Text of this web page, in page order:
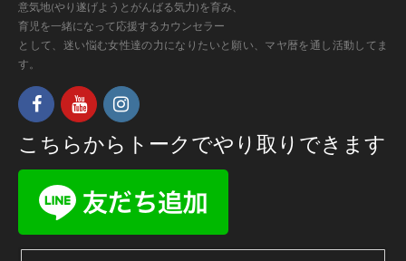
意気地(やり遂げようとがんばる気力)を育み、
育児を一緒になって応援するカウンセラー
として、迷い悩む女性達の力になりたいと願い、マヤ暦を通し活動してま
す。
こちらからトークでやり取りできます